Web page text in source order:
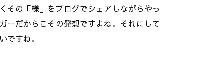
その「様」をブログでシェアしながらやっ
ーだからこその発想ですよね。それにして
ですね。